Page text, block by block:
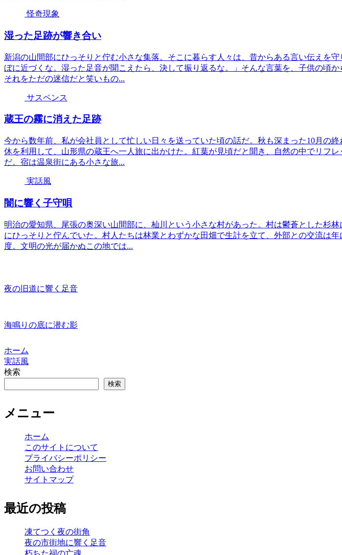
怪奇現象
湿った足跡が響き合い
新潟の山間部にひっそりと佇む小さな集落。そこに暮らす人々は、昔からある言い伝えを
ぼに近づくな。湿った足音が聞こえたら、決して振り返るな。」そんな言葉を、子供の頃
それをただの迷信だと笑いもの...
サスペンス
蔵王の霧に消えた足跡
今から数年前、私が会社員として忙しい日々を送っていた頃の話だ。秋も深まった10月の
休を利用して、山形県の蔵王へ一人旅に出かけた。紅葉が見頃だと聞き、自然の中でリフ
だ。宿は温泉街にある小さな旅...
実話風
闇に響く子守唄
明治の愛知県、尾張の奥深い山間部に、杣川という小さな村があった。村は鬱蒼とした杉
にひっそりと佇んでいた。村人たちは林業とわずかな田畑で生計を立て、外部との交流は
度。文明の光が届かぬこの地では...
夜の旧道に響く足音
海鳴りの底に潜む影
ホーム
実話風
検索
検索
メニュー
ホーム
このサイトについて
プライバシーポリシー
お問い合わせ
サイトマップ
最近の投稿
凍てつく夜の街角
夜の市街地に響く足音
朽ちた祠の亡魂